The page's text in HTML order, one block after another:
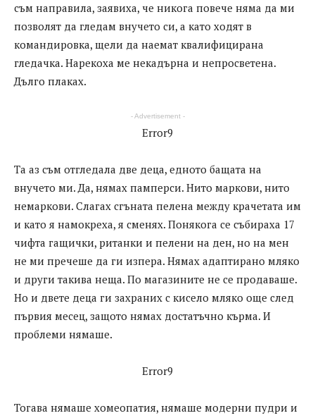
съм направила, заявиха, че никога повече няма да ми
позволят да гледам внучето си, а като ходят в
командировка, щели да наемат квалифицирана
гледачка. Нарекоха ме некадърна и непросветена.
Дълго плаках.
- Advertisement -
Error9
Та аз съм отгледала две деца, едното бащата на
внучето ми. Да, нямах памперси. Нито маркови, нито
немаркови. Слагах сгъната пелена между крачетата им
и като я намокреха, я сменях. Понякога се събираха 17
чифта гащички, ританки и пелени на ден, но на мен
не ми пречеше да ги изпера. Нямах адаптирано мляко
и други такива неща. По магазините не се продаваше.
Но и двете деца ги захраних с кисело мляко още след
първия месец, защото нямах достатъчно кърма. И
проблеми нямаше.
Error9
Тогава нямаше хомеопатия, нямаше модерни пудри и